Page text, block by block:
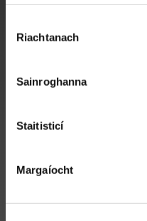
Toilithe
Riachtanach
Sainroghanna
Staitisticí
Margaíocht
Seachtain Scútáil ar